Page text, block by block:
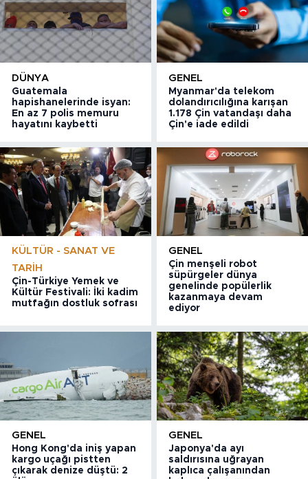
DÜNYA
Guatemala
hapishanelerinde isyan:
En az 7 polis memuru
hayatını kaybetti
GENEL
Myanmar'da telekom
dolandırıcılığına karışan
1.178 Çin vatandaşı daha
Çin'e iade edildi
KÜLTÜR - SANAT VE
TARIH
Çin-Türkiye Yemek ve
Kültür Festivali: İki kadim
mutfağın dostluk sofrası
GENEL
Çin menşeli robot
süpürgeler dünya
genelinde popülerlik
kazanmaya devam
ediyor
GENEL
Hong Kong'da iniş yapan
kargo uçağı pistten
çıkarak denize düştü: 2
GENEL
Japonya'da ayı
saldırısına uğrayan
kaplıca çalışanından